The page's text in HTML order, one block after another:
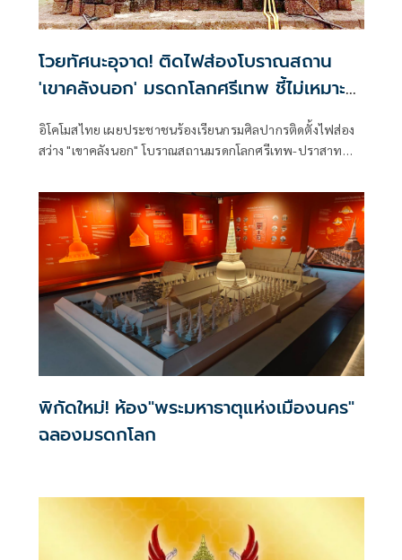
โวยทัศนะอุจาด! ติดไฟส่องโบราณสถาน
'เขาคลังนอก' มรดกโลกศรีเทพ ชี้ไม่เหมาะ
อิโคโมสไทย เผยประชาชนร้องเรียนกรมศิลปากรติดตั้งไฟส่อง
สว่าง "เขาคลังนอก" โบราณสถานมรดกโลกศรีเทพ-ปราสาท
เวท” ร่อนหนังสือถึงนายกฯ - รมว.วัฒนธรรม ห่วงกระทบทำ
เสนอขึ้นทะเบียน “ปราสาทเมืองต่ำ” เป็นมรดกโลก
พิกัดใหม่! ห้อง"พระมหาธาตุแห่งเมืองนคร"
ฉลองมรดกโลก